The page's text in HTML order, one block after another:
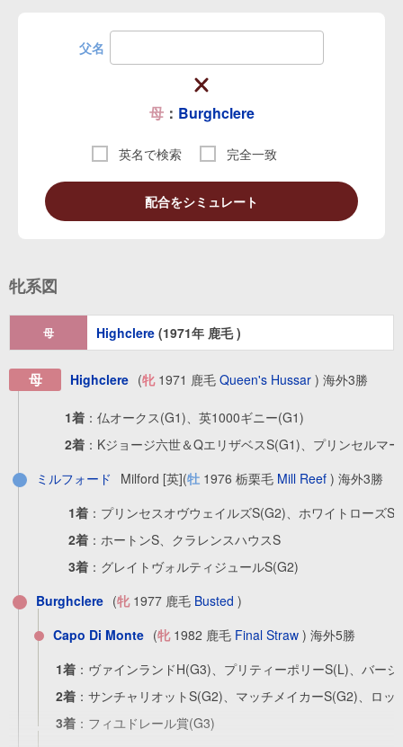
父名
母： Burghclere
英名で検索 完全一致
配合をシミュレート
牝系図
母 Highclere (1971年 鹿毛 )
母 Highclere (牝1971 鹿毛 Queen's Hussar ) 海外3勝
1着 ： 仏オークス(G1)、英1000ギニー(G1)
2着 ： Kジョージ六世＆QエリザベスS(G1)、プリンセルマ
ミルフォード
Milford [英](牡 1976 栃栗毛 Mill Reef ) 海外3勝
1着 ： プリンセスオヴウェイルズS(G2)、ホワイトローズ
2着 ： ホートンS、クラレンスハウスS
3着 ： グレイトヴォルティジュールS(G2)
Burghclere (牝1977 鹿毛 Busted )
Capo Di Monte (牝1982 鹿毛 Final Straw ) 海外5勝
1着 ： ヴァインランドH(G3)、プリティーポリーS(L)、バー
2着 ： サンチャリオットS(G2)、マッチメイカーS(G2)、ロ
3着 ： フィユドレール賞(G3)